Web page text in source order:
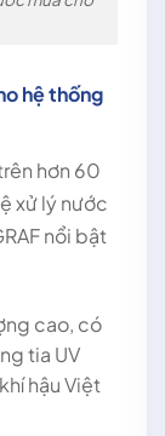
hệ thống
hơn 60
xử lý nước
nổi bật
cao, có
tia UV
hậu Việt